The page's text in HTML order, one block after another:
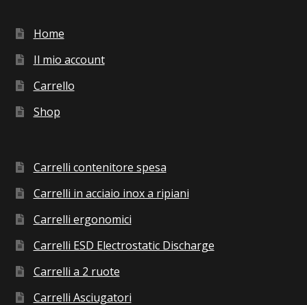
Home
Il mio account
Carrello
Shop
Carrelli contenitore spesa
Carrelli in acciaio inox a ripiani
Carrelli ergonomici
Carrelli ESD Electrostatic Discharge
Carrelli a 2 ruote
Carrelli Asciugatori